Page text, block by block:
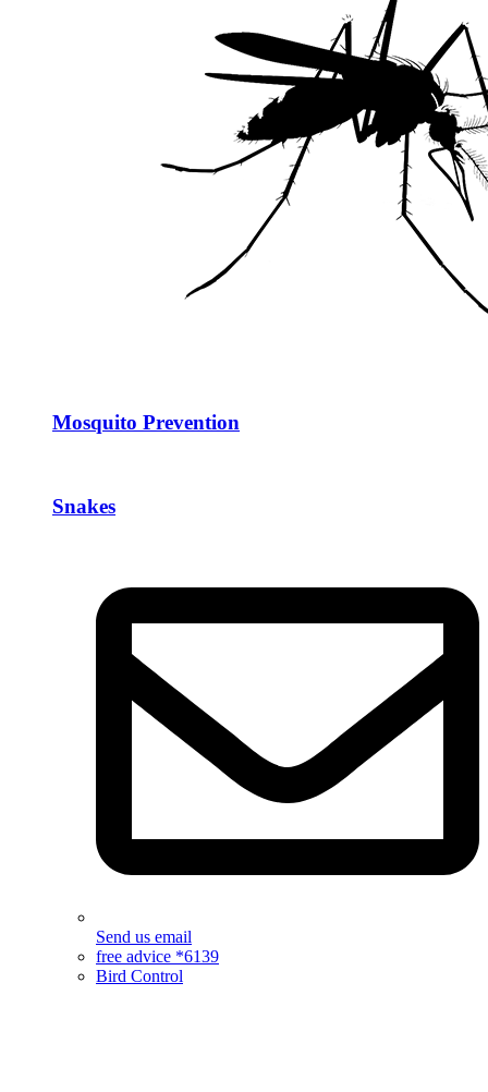
Mosquito Prevention
Snakes
Send us email
free advice *6139
Bird Control